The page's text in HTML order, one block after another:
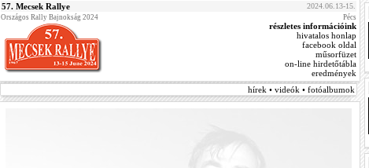
57. Mecsek Rallye 2024.06.13-15.
Országos Rally Bajnokság 2024 Pécs
részletes információink
hivatalos honlap
facebook oldal
műsorfüzet
on-line hirdetőtábla
eredmények
hírek • videók • fotóalbumok